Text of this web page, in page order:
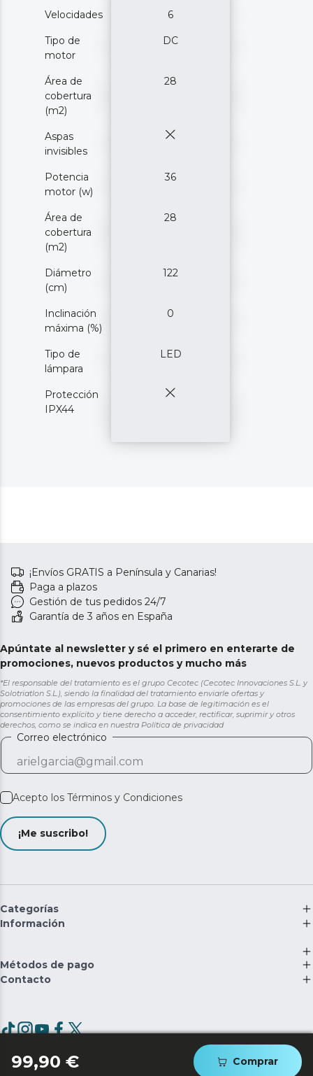
99,90 € Comprar
Velocidades 6
Tipo de
motor
DC
Área de
cobertura
(m2)
28
Aspas
invisibles
Potencia
motor (w)
36
Área de
cobertura
(m2)
28
Diámetro
(cm)
122
Inclinación
máxima (%)
0
Tipo de
lámpara
LED
Protección
IPX44
¡Envíos GRATIS a Península y Canarias!
Paga a plazos
Gestión de tus pedidos 24/7
Garantía de 3 años en España
Apúntate al newsletter y sé el primero en enterarte de
promociones, nuevos productos y mucho más
*El responsable del tratamiento es el grupo Cecotec (Cecotec Innovaciones S.L. y
Solotriatlon S.L.), siendo la finalidad del tratamiento enviarle ofertas y
promociones de las empresas del grupo. La base de legitimación es el
consentimiento explícito y tiene derecho a acceder, rectificar, suprimir y otros
derechos, como se indica en nuestra Política de privacidad
Correo electrónico
Acepto los Términos y Condiciones
¡Me suscribo!
Categorías
Información
Métodos de pago
Contacto
2026 Cecotec Innovaciones S.L. | RII-AEE: 5537